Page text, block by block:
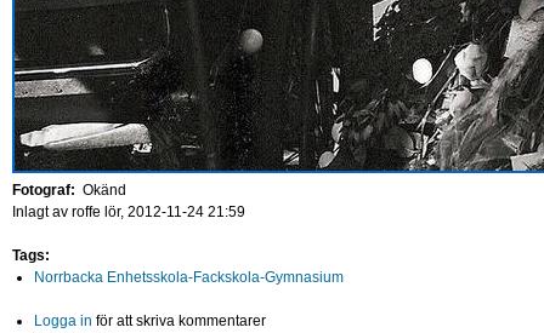
Fotograf: Okänd
Inlagt av roffe lör, 2012-11-24 21:59
Tags:
Norrbacka Enhetsskola-Fackskola-Gymnasium
Logga in för att skriva kommentarer